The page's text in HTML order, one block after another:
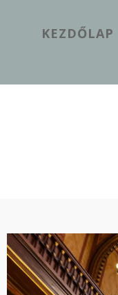
KEZDŐLAP